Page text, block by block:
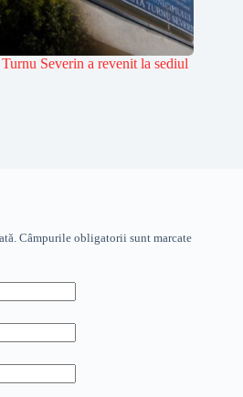
Severin a revenit la sediul
Câmpurile obligatorii sunt marcate